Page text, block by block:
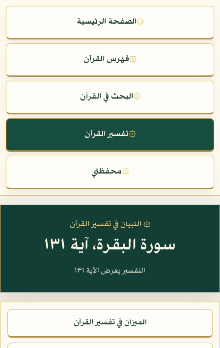
۞الصفحة الرئيسية
۞فهرس القرآن
۞البحث في القرآن
۞تفسير القرآن
۞محفظتي
۞ التبيان في تفسير القرآن
سورة البقرة، آية ١٣١
التفسير يعرض الآية ١٣١
الميزان في تفسير القرآن